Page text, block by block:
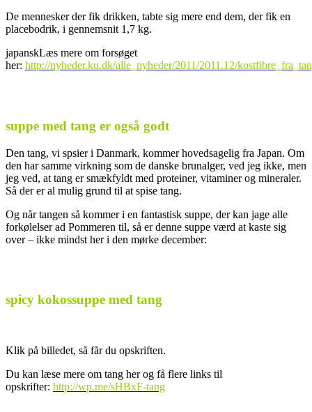
De mennesker der fik drikken, tabte sig mere end dem, der fik en
placebodrik, i gennemsnit 1,7 kg.
japanskLæs mere om forsøget
her: http://nyheder.ku.dk/alle_nyheder/2011/2011.12/
suppe med tang er også godt
Den tang, vi spsier i Danmark, kommer hovedsagelig fra Japan. Om
den har samme virkning som de danske brunalger, ved jeg ikke, men
jeg ved, at tang er smækfyldt med proteiner, vitaminer og mineraler.
Så der er al mulig grund til at spise tang.
Og når tangen så kommer i en fantastisk suppe, der kan jage alle
forkølelser ad Pommeren til, så er denne suppe værd at kaste sig
over – ikke mindst her i den mørke december:
spicy kokossuppe med tang
Klik på billedet, så får du opskriften.
Du kan læse mere om tang her og få flere links til
opskrifter: http://wp.me/sHBxF-tang